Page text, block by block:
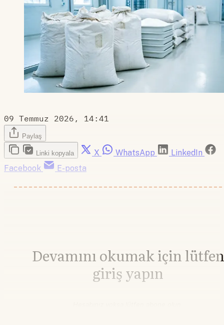
09 Temmuz 2026, 14:41
Paylaş
Linki kopyala X WhatsApp
LinkedIn
Facebook
E-posta
Devamını okumak için lütfen
giriş yapın